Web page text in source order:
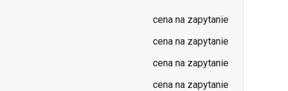
cena na zapytanie
cena na zapytanie
cena na zapytanie
cena na zapytanie